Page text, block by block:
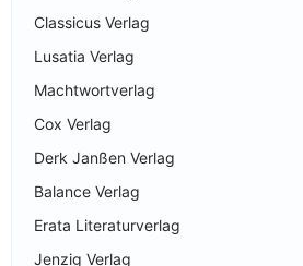
Classicus Verlag
Lusatia Verlag
Machtwortverlag
Cox Verlag
Derk Janßen Verlag
Balance Verlag
Erata Literaturverlag
Jenzig Verlag